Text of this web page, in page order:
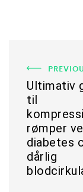
Ultimativ
til
rømper
diabetes
dårlig